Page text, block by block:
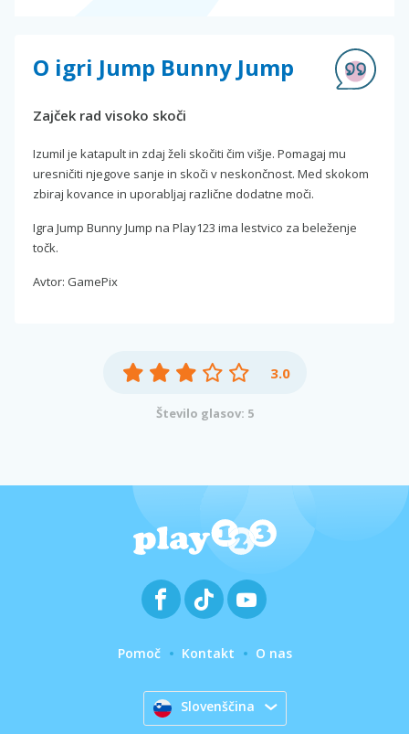
O igri Jump Bunny Jump
Zajček rad visoko skoči
Izumil je katapult in zdaj želi skočiti čim višje. Pomagaj mu
uresničiti njegove sanje in skoči v neskončnost. Med skokom
zbiraj kovance in uporabljaj različne dodatne moči.
Igra Jump Bunny Jump na Play123 ima lestvico za beleženje
točk.
Avtor: GamePix
3.0
Število glasov: 5
Pomoč Kontakt O nas
Slovenščina